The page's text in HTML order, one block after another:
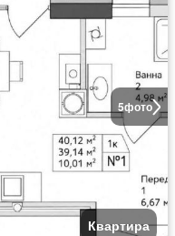
5фото
Квартира